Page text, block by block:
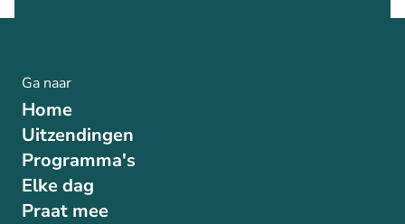
Ga naar
Home
Uitzendingen
Programma's
Elke dag
Praat mee